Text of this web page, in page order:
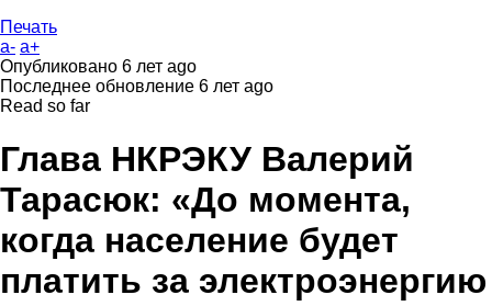
Печать
a- a+
Опубликовано 6 лет ago
Последнее обновление 6 лет ago
Read so far
Глава НКРЭКУ Валерий
Тарасюк: «До момента,
когда население будет
платить за электроэнергию